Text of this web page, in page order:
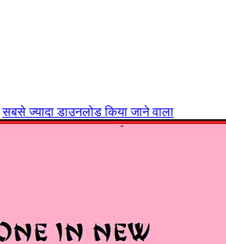
सबसे ज्यादा डाउनलोड किया जाने वाला